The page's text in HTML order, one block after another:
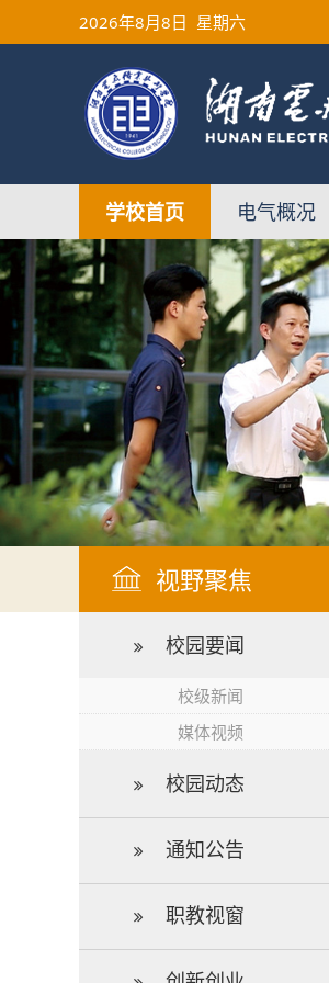
2026年8月8日 星期六
学校首页 电气概况
视野聚焦
校园要闻
校级新闻
媒体视频
校园动态
通知公告
职教视窗